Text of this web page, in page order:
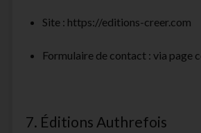
Site : https://editions-creer.com
Formulaire de contact : via page
7. Éditions Authrefois